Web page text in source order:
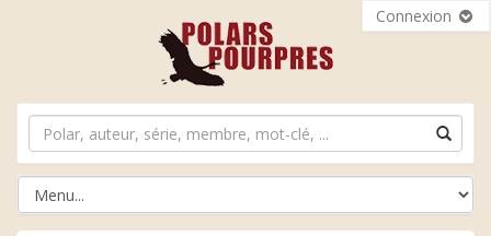
Connexion